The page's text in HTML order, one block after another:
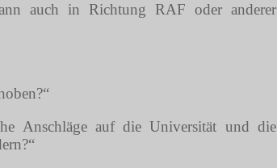
auch in Richtung RAF oder anderer
Anschläge auf die Universität und die